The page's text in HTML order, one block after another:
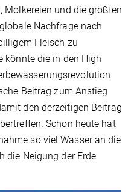
Molkereien und die größten
Nachfrage nach
Fleisch zu
könnte die in den High
Beitrag zum Anstieg
den derzeitigen Beitrag
Schon heute hat
so viel Wasser an die
die Neigung der Erde